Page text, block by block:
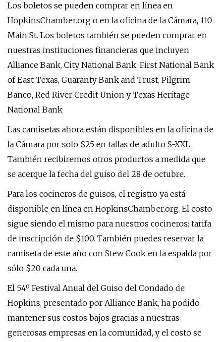
Los boletos se pueden comprar en línea en
HopkinsChamber.org o en la oficina de la Cámara, 110
Main St. Los boletos también se pueden comprar en
nuestras instituciones financieras que incluyen
Alliance Bank, City National Bank, First National Bank
of East Texas, Guaranty Bank and Trust, Pilgrim.
Banco, Red River Credit Union y Texas Heritage
National Bank
Las camisetas ahora están disponibles en la oficina de
la Cámara por solo $25 en tallas de adulto S-XXL.
También recibiremos otros productos a medida que
se acerque la fecha del guiso del 28 de octubre.
Para los cocineros de guisos, el registro ya está
disponible en línea en HopkinsChamber.org. El costo
sigue siendo el mismo para nuestros cocineros: tarifa
de inscripción de $100. También puedes reservar la
camiseta de este año con Stew Cook en la espalda por
sólo $20 cada una.
El 54º Festival Anual del Guiso del Condado de
Hopkins, presentado por Alliance Bank, ha podido
mantener sus costos bajos gracias a nuestras
generosas empresas en la comunidad, y el costo se